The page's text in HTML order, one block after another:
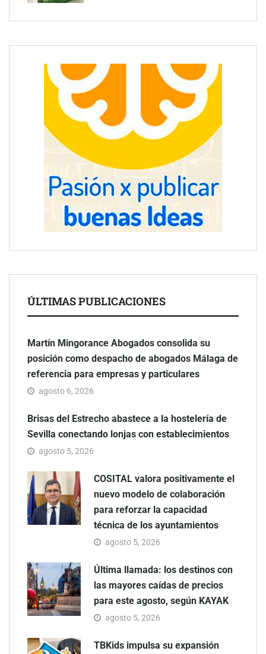
ÚLTIMAS PUBLICACIONES
Martín Mingorance Abogados consolida su
posición como despacho de abogados Málaga de
referencia para empresas y particulares
agosto 6, 2026
Brisas del Estrecho abastece a la hostelería de
Sevilla conectando lonjas con establecimientos
agosto 5, 2026
COSITAL valora positivamente el
nuevo modelo de colaboración
para reforzar la capacidad
técnica de los ayuntamientos
agosto 5, 2026
Última llamada: los destinos con
las mayores caídas de precios
para este agosto, según KAYAK
agosto 5, 2026
TBKids impulsa su expansión